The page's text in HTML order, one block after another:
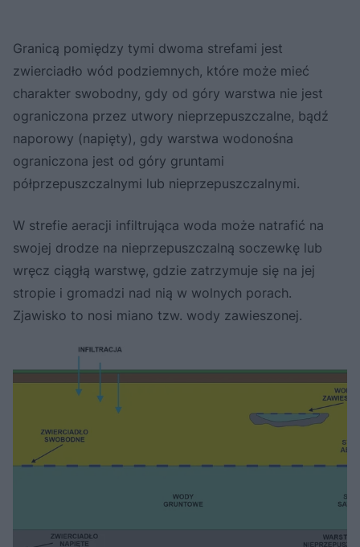
Granicą pomiędzy tymi dwoma strefami jest
zwierciadło wód podziemnych, które może mieć
charakter swobodny, gdy od góry warstwa nie jest
ograniczona przez utwory nieprzepuszczalne, bądź
naporowy (napięty), gdy warstwa wodonośna
ograniczona jest od góry gruntami
półprzepuszczalnymi lub nieprzepuszczalnymi.
W strefie aeracji infiltrująca woda może natrafić na
swojej drodze na nieprzepuszczalną soczewkę lub
wręcz ciągłą warstwę, gdzie zatrzymuje się na jej
stropie i gromadzi nad nią w wolnych porach.
Zjawisko to nosi miano tzw. wody zawieszonej.